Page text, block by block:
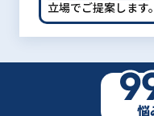
立場でご提案します。